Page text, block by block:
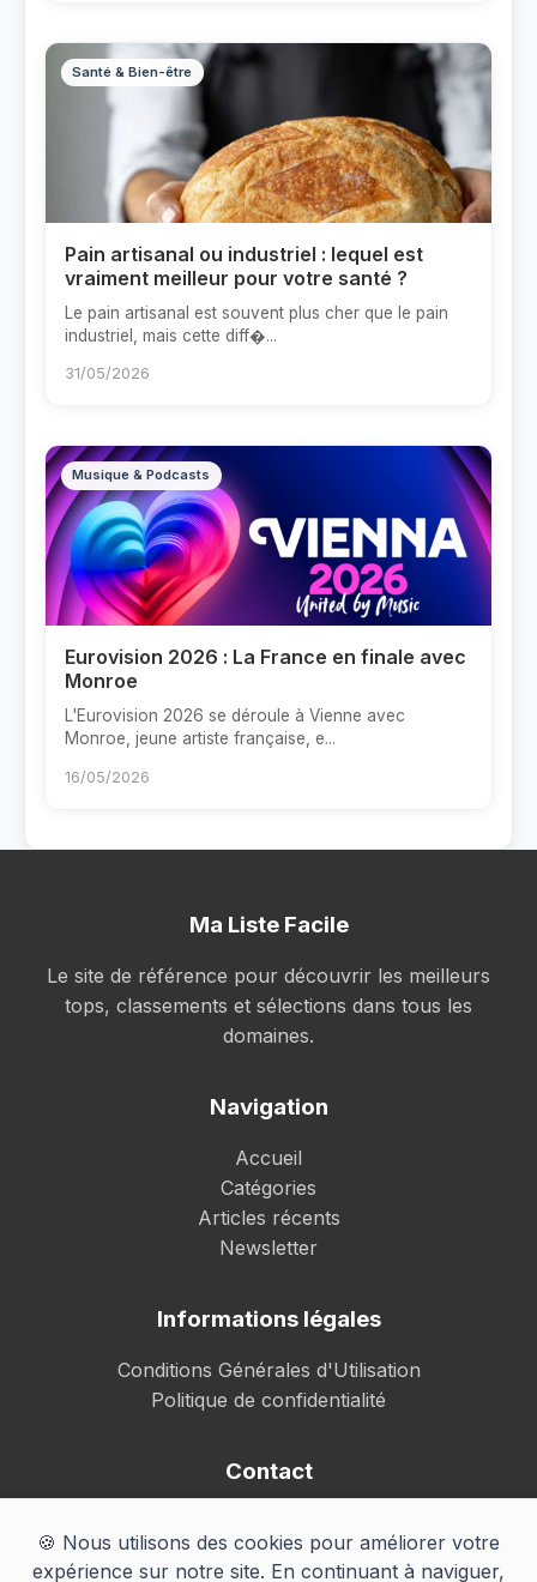
Santé & Bien-être
Pain artisanal ou industriel : lequel est
vraiment meilleur pour votre santé ?
Le pain artisanal est souvent plus cher que le pain
industriel, mais cette diff�...
31/05/2026
Musique & Podcasts
Eurovision 2026 : La France en finale avec
Monroe
L'Eurovision 2026 se déroule à Vienne avec
Monroe, jeune artiste française, e...
16/05/2026
Ma Liste Facile
Le site de référence pour découvrir les meilleurs
tops, classements et sélections dans tous les
domaines.
Navigation
Accueil
Catégories
Articles récents
Newsletter
Informations légales
Conditions Générales d'Utilisation
Politique de confidentialité
Contact
Suivez-nous sur les réseaux sociaux
🍪 Nous utilisons des cookies pour améliorer votre
expérience sur notre site. En continuant à naviguer,